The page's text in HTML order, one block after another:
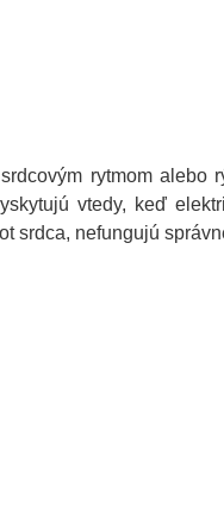
rytmom alebo
vtedy, keď
srdca, nefungujú